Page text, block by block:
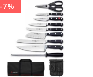
-7%